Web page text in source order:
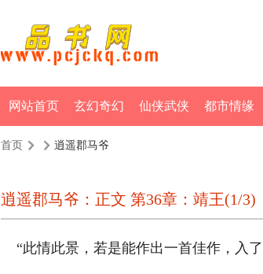
网站首页 玄幻奇幻 仙侠武侠 都市情缘
首页 逍遥郡马爷
逍遥郡马爷：正文 第36章：靖王(1/3)
“此情此景，若是能作出一首佳作，入